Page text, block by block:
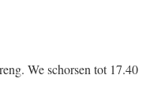
We schorsen tot 17.40